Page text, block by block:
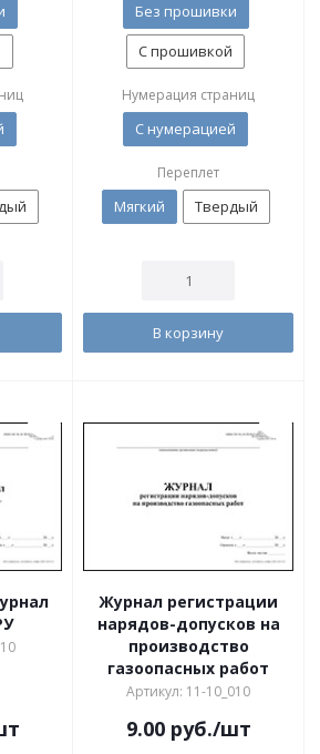
Без прошивки
С прошивкой
Нумерация страниц
С нумерацией
Переплет
Мягкий Твердый
В корзину
Журнал регистрации
нарядов-допусков на
производство
газоопасных работ
Артикул: 11-10_010
9.00руб./шт